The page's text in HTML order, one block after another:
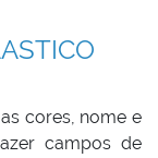
cores, nome e
campos de